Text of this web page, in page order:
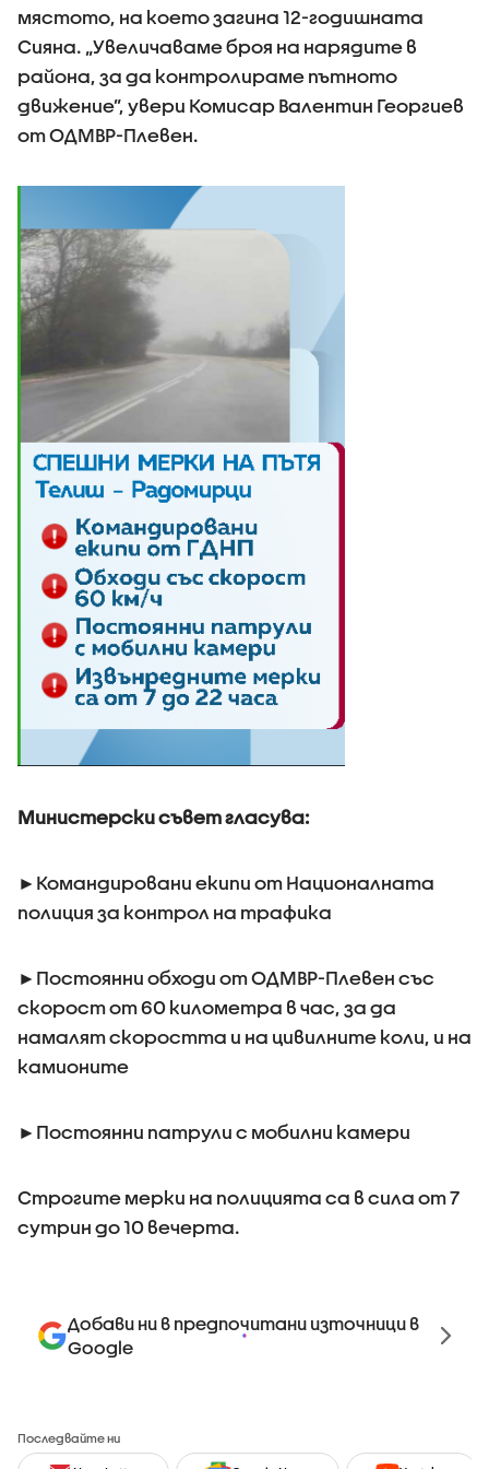
мястото, на което загина 12-годишната
Сияна. „Увеличаваме броя на нарядите в
района, за да контролираме пътното
движение”, увери Комисар Валентин Георгиев
от ОДМВР-Плевен.
Министерски съвет гласува:
►Командировани екипи от Националната
полиция за контрол на трафика
►Постоянни обходи от ОДМВР-Плевен със
скорост от 60 километра в час, за да
намалят скоростта и на цивилните коли, и на
камионите
►Постоянни патрули с мобилни камери
Строгите мерки на полицията са в сила от 7
сутрин до 10 вечерта.
Добави ни в предпочитани източници в
Google
Последвайте ни